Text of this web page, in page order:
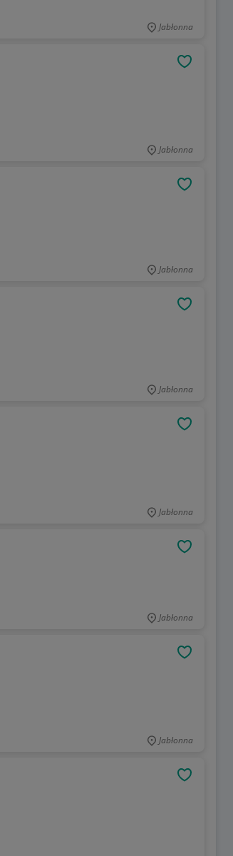
Jabłonna
Jabłonna
Jabłonna
Jabłonna
Jabłonna
Jabłonna
Jabłonna